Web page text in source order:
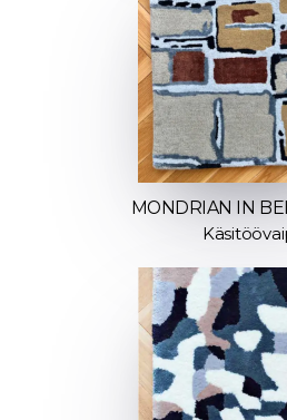
MONDRIAN IN